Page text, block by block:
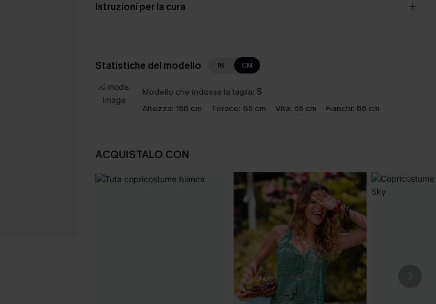
Istruzioni per la cura
Statistiche del modello IN CM
Modello che indossa la taglia: S
Altezza: 168 cm Torace: 86 cm Vita: 66 cm Fianchi: 86 cm
ACQUISTALO CON